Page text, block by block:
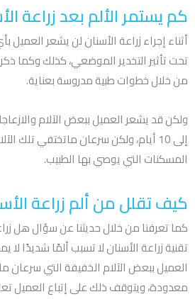
كم يستمر الألم بعد زراعة
أثناء إجراء زراعة الأسنان لن يشعر العميل
تحت تأثير التخدير الموضعي، كذلك وكما
من خلال خطوات طبية مدروسة بعناية.
إلى 10 أيام، ولكن سرعان ماتختفي تلك
المسكنات التي يوصي بها الطبيب.
كيف تقلل من ألم زراعة
كما تعرفنا من خلال حديثنا عن سؤال هل
تقنية زراعة الأسنان لا تسبب ألمًا شديدًا
العميل ببعض الآلام الخفيفة التي
معدودة، ويتوقف ذلك على إتباع العميل